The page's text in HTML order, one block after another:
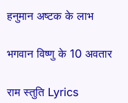
हनुमान अष्टक के लाभ
भगवान विष्णु के 10 अवतार
राम स्तुति Lyrics